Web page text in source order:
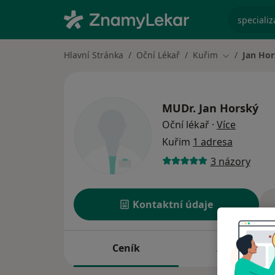
Hlavní Stránka Oční Lékař Kuřim ZměnaJan
MUDr. Jan Horský
Oční lékař · Více
Kuřim 1 adresa
3 názory
Kontaktní údaje
Ceník Adresy